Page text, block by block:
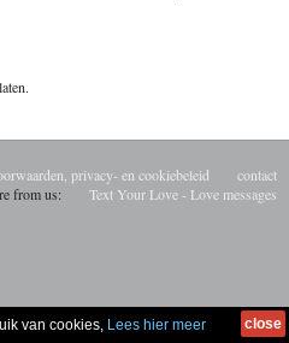
van cookies, Lees hier meer close
privacy- en cookiebeleid
contact
from us:
Text Your Love - Love messages